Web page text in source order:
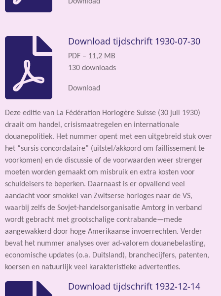
Download
Download tijdschrift 1930-07-30
PDF – 11,2 MB
130 downloads
Download
Deze editie van La Fédération Horlogère Suisse (30 juli 1930)
draait om handel, crisismaatregelen en internationale
douanepolitiek. Het nummer opent met een uitgebreid stuk over
het “sursis concordataire” (uitstel/akkoord om faillissement te
voorkomen) en de discussie of de voorwaarden weer strenger
moeten worden gemaakt om misbruik en extra kosten voor
schuldeisers te beperken. Daarnaast is er opvallend veel
aandacht voor smokkel van Zwitserse horloges naar de VS,
waarbij zelfs de Sovjet-handelsorganisatie Amtorg in verband
wordt gebracht met grootschalige contrabande—mede
aangewakkerd door hoge Amerikaanse invoerrechten. Verder
bevat het nummer analyses over ad-valorem douanebelasting,
economische updates (o.a. Duitsland), branchecijfers, patenten,
koersen en natuurlijk veel karakteristieke advertenties.
Download tijdschrift 1932-12-14